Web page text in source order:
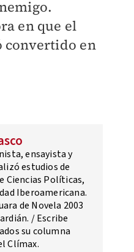
en que el
convertido en
ensayista y
estudios de
Ciencias Políticas,
Iberoamericana.
de Novela 2003
/ Escribe
su columna
Clímax.